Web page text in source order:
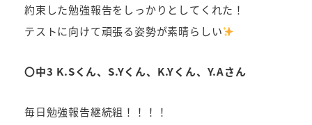
約束した勉強報告をしっかりとしてくれた！
テストに向けて頑張る姿勢が素晴らしい
〇中3 K.Sくん、S.Yくん、K.Yくん、Y.Aさん
毎日勉強報告継続組！！！！